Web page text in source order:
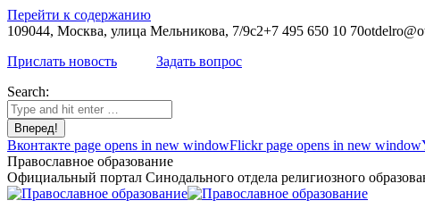
Перейти к содержанию
109044, Москва, улица Мельникова, 7/9с2+7 495 650 10 70
Прислать новость
Задать вопрос
Search:
Вконтакте page opens in new windowFlickr page opens in new window
Православное образование
Официальный портал Синодального отдела религиозного